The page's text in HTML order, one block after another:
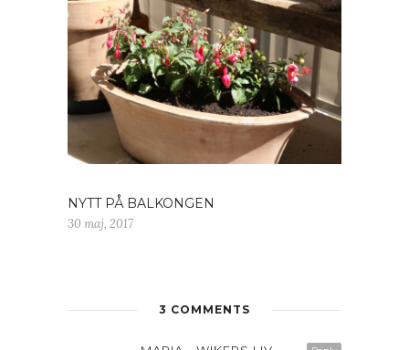
NYTT PÅ BALKONGEN
30 maj, 2017
3 COMMENTS